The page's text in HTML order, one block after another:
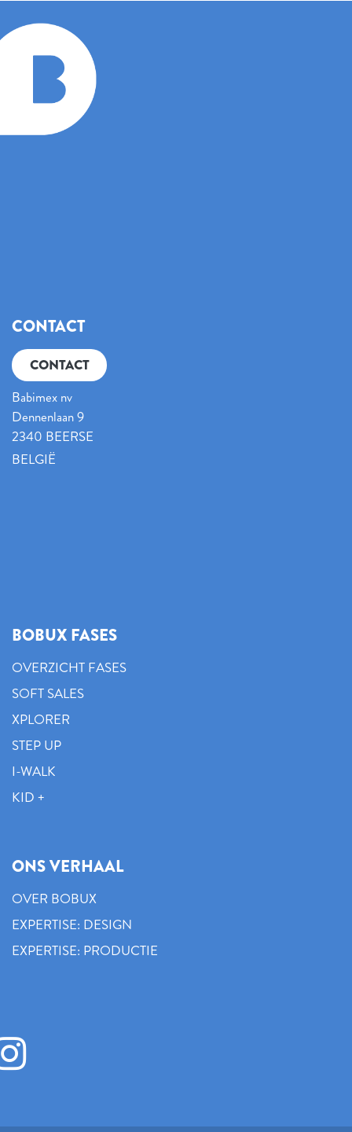
CONTACT
CONTACT
Babimex nv
Dennenlaan 9
2340 BEERSE
BELGIË
BOBUX FASES
OVERZICHT FASES
SOFT SALES
XPLORER
STEP UP
I-WALK
KID +
ONS VERHAAL
OVER BOBUX
EXPERTISE: DESIGN
EXPERTISE: PRODUCTIE